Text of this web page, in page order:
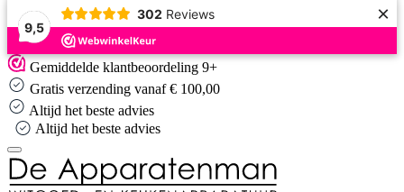
9,5
302 Reviews ×
Skip
to
content
Gemiddelde klantbeoordeling 9+
Gratis verzending vanaf € 100,00
Altijd het beste advies
Altijd het beste advies